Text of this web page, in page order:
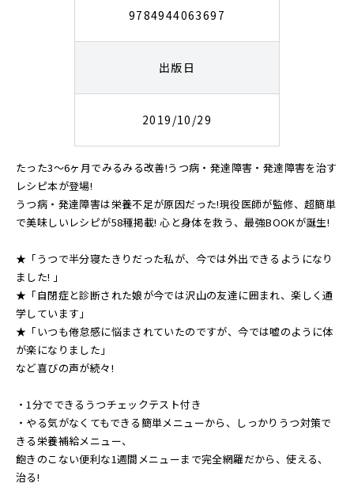
9784944063697
出版日
2019/10/29
たった3～6ヶ月でみるみる改善!うつ病・発達障害・発達障害を治す
レシピ本が登場!
うつ病・発達障害は栄養不足が原因だった!現役医師が監修、超簡単
で美味しいレシピが58種掲載! 心と身体を救う、最強BOOKが誕生!
★「うつで半分寝たきりだった私が、今では外出できるようになり
ました! 」
★「自閉症と診断された娘が今では沢山の友達に囲まれ、楽しく通
学しています」
★「いつも倦怠感に悩まされていたのですが、今では嘘のように体
が楽になりました」
など喜びの声が続々!
・1分でできるうつチェックテスト付き
・やる気がなくてもできる簡単メニューから、しっかりうつ対策で
きる栄養補給メニュー、
飽きのこない便利な1週間メニューまで完全網羅だから、使える、
治る!